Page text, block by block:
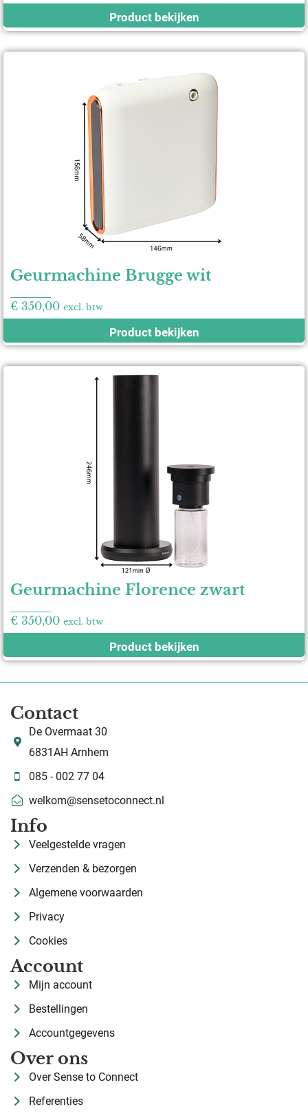
Product bekijken
Geurmachine Brugge wit
€ 350,00 excl. btw
Product bekijken
Geurmachine Florence zwart
€ 350,00 excl. btw
Product bekijken
Contact
De Overmaat 30
6831AH Arnhem
085 - 002 77 04
welkom@sensetoconnect.nl
Info
Veelgestelde vragen
Verzenden & bezorgen
Algemene voorwaarden
Privacy
Cookies
Account
Mijn account
Bestellingen
Accountgegevens
Over ons
Over Sense to Connect
Referenties